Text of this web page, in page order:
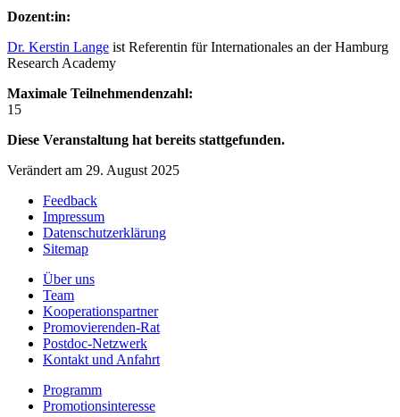
Dozent:in:
Dr. Kerstin Lange ist Referentin für Internationales an der Hamburg
Research Academy
Maximale Teilnehmendenzahl:
15
Diese Veranstaltung hat bereits stattgefunden.
Verändert am 29. August 2025
Feedback
Impressum
Datenschutzerklärung
Sitemap
Über uns
Team
Kooperationspartner
Promovierenden-Rat
Postdoc-Netzwerk
Kontakt und Anfahrt
Programm
Promotionsinteresse